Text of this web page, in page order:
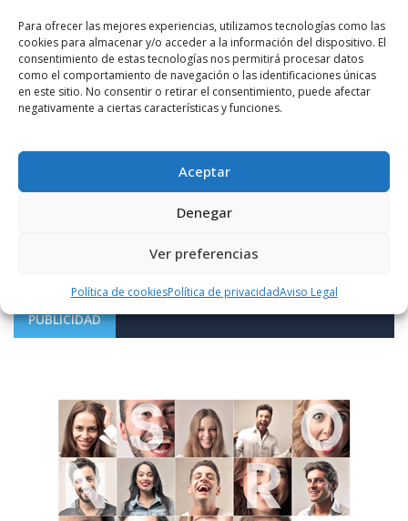
Para ofrecer las mejores experiencias, utilizamos tecnologías como las
cookies para almacenar y/o acceder a la información del dispositivo. El
consentimiento de estas tecnologías nos permitirá procesar datos
como el comportamiento de navegación o las identificaciones únicas
en este sitio. No consentir o retirar el consentimiento, puede afectar
negativamente a ciertas características y funciones.
Aceptar
Denegar
Ver preferencias
Política de cookiesPolítica de privacidadAviso Legal
Notificarme vía correo electrónico cuando el comentario sea
Este sitio usa Akismet para reducir el spam.
PUBLICIDAD